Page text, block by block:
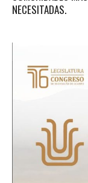
NECESITADAS.